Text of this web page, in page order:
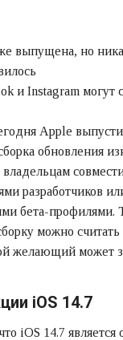
выпущена, но
и Instagram могут
Apple
обновления
владельцам
разработчиков
бета-профилями.
можно
желающий может
iOS 14.7
iOS 14.7